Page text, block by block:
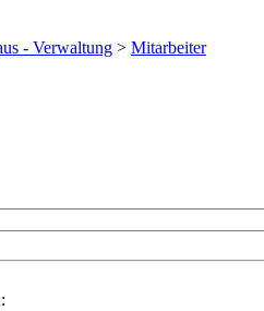
- Verwaltung > Mitarbeiter